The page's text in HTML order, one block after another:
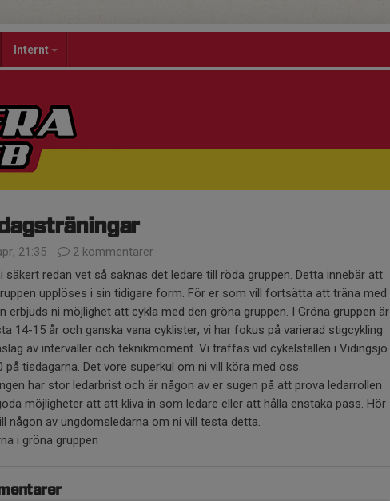
Internt
21:35
2 kommentarer
säkert redan vet så saknas det ledare till röda gruppen. Detta innebär att
upplöses i sin tidigare form. För er som vill fortsätta att träna med
erbjuds ni möjlighet att cykla med den gröna gruppen. I Gröna gruppen är
14-15 år och ganska vana cyklister, vi har fokus på varierad stigcykling
av intervaller och teknikmoment. Vi träffas vid cykelställen i Vidingsjö
på tisdagarna. Det vore superkul om ni vill köra med oss.
har stor ledarbrist och är någon av er sugen på att prova ledarrollen
möjligheter att att kliva in som ledare eller att hålla enstaka pass. Hör
någon av ungdomsledarna om ni vill testa detta.
i gröna gruppen